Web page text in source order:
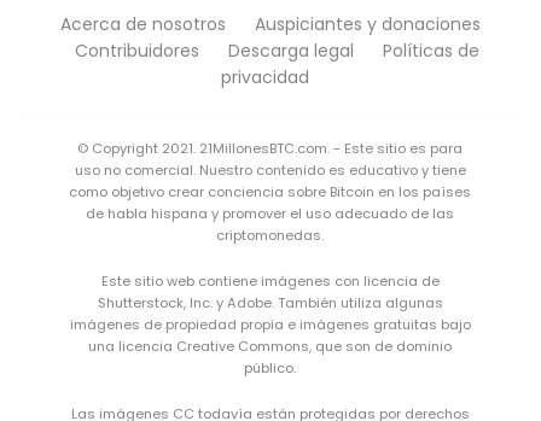
Acerca de nosotros
Auspiciantes y donaciones
Contribuidores
Descarga legal
Políticas de
privacidad
© Copyright 2021. 21MillonesBTC.com. - Este sitio es para
uso no comercial. Nuestro contenido es educativo y tiene
como objetivo crear conciencia sobre Bitcoin en los países
de habla hispana y promover el uso adecuado de las
criptomonedas.
Este sitio web contiene imágenes con licencia de
Shutterstock, Inc. y Adobe. También utiliza algunas
imágenes de propiedad propia e imágenes gratuitas bajo
una licencia Creative Commons, que son de dominio
público.
Las imágenes CC todavía están protegidas por derechos